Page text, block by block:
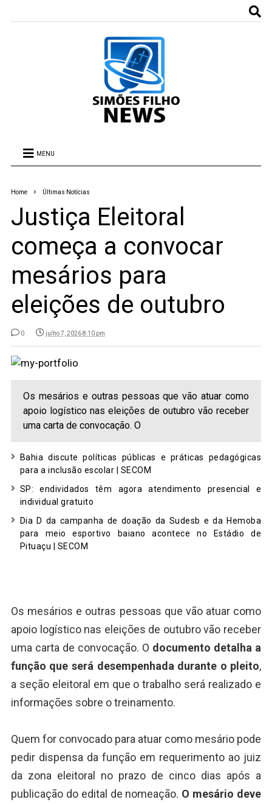
MENU
Home Últimas Notícias
Justiça Eleitoral
começa a convocar
mesários para
eleições de outubro
0 julho 7, 2026 8:10 pm
Os mesários e outras pessoas que vão atuar como
apoio logístico nas eleições de outubro vão receber
uma carta de convocação. O
Bahia discute políticas públicas e práticas pedagógicas
para a inclusão escolar | SECOM
SP: endividados têm agora atendimento presencial e
individual gratuito
Dia D da campanha de doação da Sudesb e da Hemoba
para meio esportivo baiano acontece no Estádio de
Pituaçu | SECOM
Os mesários e outras pessoas que vão atuar como
apoio logístico nas eleições de outubro vão receber
uma carta de convocação. O documento detalha a
função que será desempenhada durante o pleito,
a seção eleitoral em que o trabalho será realizado e
informações sobre o treinamento.
Quem for convocado para atuar como mesário pode
pedir dispensa da função em requerimento ao juiz
da zona eleitoral no prazo de cinco dias após a
publicação do edital de nomeação. O mesário deve